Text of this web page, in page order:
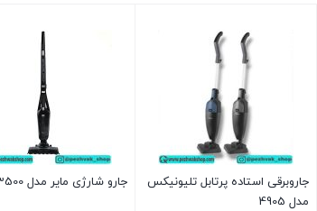
جاروبرقی استاده پرتابل تلیونیکس
مدل 4905
جارو شارژی مایر مدل MR-13500